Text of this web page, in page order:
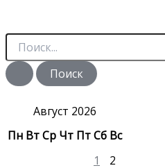
П
и
с
Август 2026
Пн ВтСр Чт ПтСб Вс
1
2